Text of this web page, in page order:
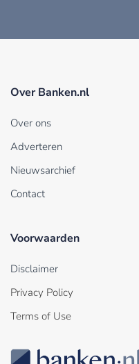
Over Banken.nl
Over ons
Adverteren
Nieuwsarchief
Contact
Voorwaarden
Disclaimer
Privacy Policy
Terms of Use